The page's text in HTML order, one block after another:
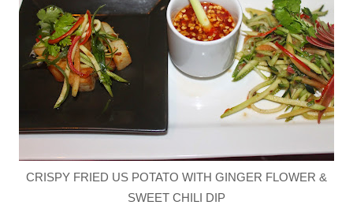
CRISPY FRIED US POTATO WITH GINGER FLOWER &
SWEET CHILI DIP